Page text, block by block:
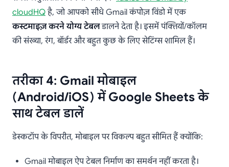
cloudHQहै, जो आपको सीधे Gmail कंपोज़ विंडो में एक
कस्टमाइज़ करने योग्य टेबलडालने देता है। इसमें पंक्तियों/कॉलम
की संख्या, रंग, बॉर्डर और बहुत कुछ के लिए सेटिंग्स शामिल हैं।
तरीका 4: Gmail मोबाइल
(Android/iOS) में Google Sheets के
साथ टेबल डालें
डेस्कटॉप के विपरीत, मोबाइल पर विकल्प बहुत सीमित हैं क्योंकि:
Gmail मोबाइल ऐप टेबल निर्माण का समर्थन नहीं करता है।